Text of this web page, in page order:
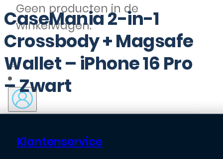
Geen producten in de
winkelwagen.
Klantenservice
CaseMania 2-in-1
Crossbody + Magsafe
Wallet – iPhone 16 Pro
– Zwart
€18,95